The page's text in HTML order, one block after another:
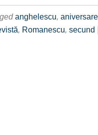
anghelescu, aniversare
, Romanescu, secund